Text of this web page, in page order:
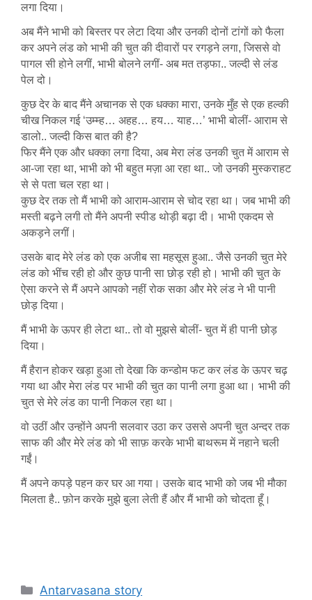
लगा दिया।
अब मैंने भाभी को बिस्तर पर लेटा दिया और उनकी दोनों टांगों को फैला
कर अपने लंड को भाभी की चुत की दीवारों पर रगड़ने लगा, जिससे वो
पागल सी होने लगीं, भाभी बोलने लगीं- अब मत तड़फा.. जल्दी से लंड
पेल दो।
कुछ देर के बाद मैंने अचानक से एक धक्का मारा, उनके मुँह से एक हल्की
चीख निकल गई ‘उम्म्ह… अहह… हय… याह…’ भाभी बोलीं- आराम से
डालो.. जल्दी किस बात की है?
फिर मैंने एक और धक्का लगा दिया, अब मेरा लंड उनकी चुत में आराम से
आ-जा रहा था, भाभी को भी बहुत मज़ा आ रहा था.. जो उनकी मुस्कराहट
से से पता चल रहा था।
कुछ देर तक तो मैं भाभी को आराम-आराम से चोद रहा था। जब भाभी की
मस्ती बढ़ने लगी तो मैंने अपनी स्पीड थोड़ी बढ़ा दी। भाभी एकदम से
अकड़ने लगीं।
उसके बाद मेरे लंड को एक अजीब सा महसूस हुआ.. जैसे उनकी चुत मेरे
लंड को भींच रही हो और कुछ पानी सा छोड़ रही हो। भाभी की चुत के
ऐसा करने से मैं अपने आपको नहीं रोक सका और मेरे लंड ने भी पानी
छोड़ दिया।
मैं भाभी के ऊपर ही लेटा था.. तो वो मुझसे बोलीं- चुत में ही पानी छोड़
दिया।
मैं हैरान होकर खड़ा हुआ तो देखा कि कन्डोम फट कर लंड के ऊपर चढ़
गया था और मेरा लंड पर भाभी की चुत का पानी लगा हुआ था। भाभी की
चुत से मेरे लंड का पानी निकल रहा था।
वो उठीं और उन्होंने अपनी सलवार उठा कर उससे अपनी चुत अन्दर तक
साफ की और मेरे लंड को भी साफ़ करके भाभी बाथरूम में नहाने चली
गईं।
मैं अपने कपड़े पहन कर घर आ गया। उसके बाद भाभी को जब भी मौका
मिलता है.. फ़ोन करके मुझे बुला लेती हैं और मैं भाभी को चोदता हूँ।
Categories
Antarvasana story